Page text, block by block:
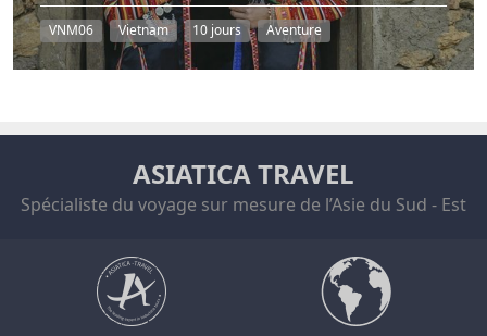
VNM06 Vietnam 10 jours Aventure
ASIATICA TRAVEL
Spécialiste du voyage sur mesure de l’Asie du Sud - Est